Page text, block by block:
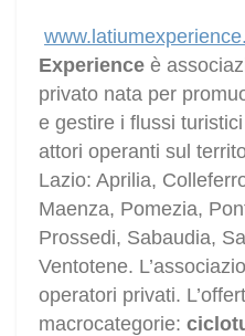
Experience è
privato nata per
e gestire i flussi
attori operanti sul
Lazio: Aprilia,
Maenza, Pomezia,
Prossedi, Sabaudia,
Ventotene.
operatori privati.
macrocategorie: